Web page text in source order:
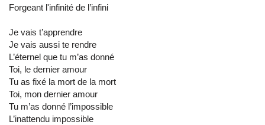
Forgeant l'infinité de l’infini
Je vais t’apprendre
Je vais aussi te rendre
L’éternel que tu m’as donné
Toi, le dernier amour
Tu as fixé la mort de la mort
Toi, mon dernier amour
Tu m’as donné l’impossible
L’inattendu impossible